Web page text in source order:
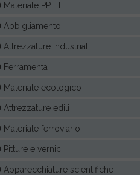
Materiale PP.TT.
Abbigliamento
Attrezzature industriali
Ferramenta
Materiale ecologico
Attrezzature edili
Materiale ferroviario
Pitture e vernici
Apparecchiature scientifiche